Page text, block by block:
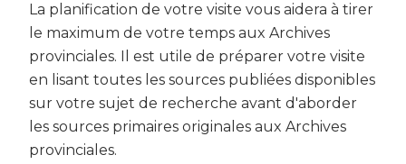
La planification de votre visite vous aidera à tirer
le maximum de votre temps aux Archives
provinciales. Il est utile de préparer votre visite
en lisant toutes les sources publiées disponibles
sur votre sujet de recherche avant d'aborder
les sources primaires originales aux Archives
provinciales.